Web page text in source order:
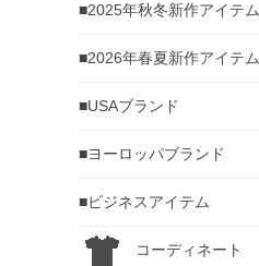
■2025年秋冬新作アイテム
■2026年春夏新作アイテム
■USAブランド
■ヨーロッパブランド
■ビジネスアイテム
コーディネート